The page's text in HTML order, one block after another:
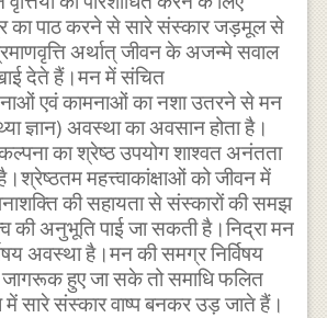
का पाठ करने से सारे संस्कार जड़मूल से
अर्थात् जीवन के अजन्मे सवाल
देते हैं।मन में संचित
एवं कामनाओं का नशा उतरने से मन
ज्ञान) अवस्था का अवसान होता है।
का श्रेष्ठ उपयोग शाश्वत अनंतता
महत्त्वाकांक्षाओं को जीवन में
की सहायता से संस्कारों की समझ
की अनुभूति पाई जा सकती है।निद्रा मन
अवस्था है।मन की समग्र निर्विषय
हुए जा सके तो समाधि फलित
में सारे संस्कार वाष्प बनकर उड़ जाते हैं।